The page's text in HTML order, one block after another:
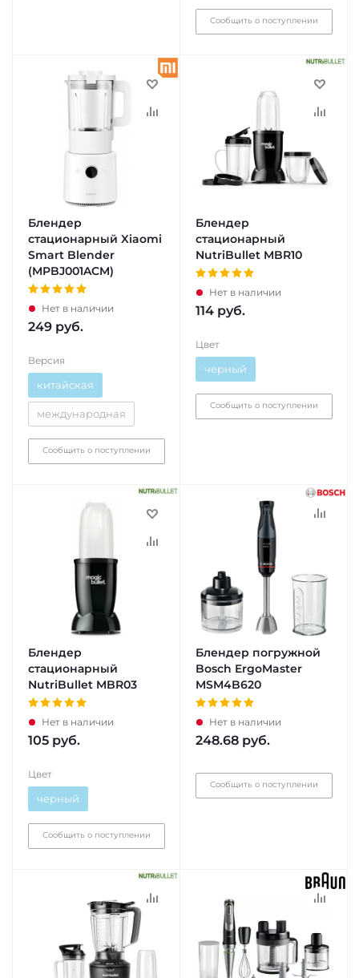
Сообщить о поступлении
Блендер
стационарный Xiaomi
Smart Blender
(MPBJ001ACM)
Нет в наличии
249 руб.
Версия
китайская
международная
Сообщить о поступлении
Блендер
стационарный
NutriBullet MBR10
Нет в наличии
114 руб.
Цвет
черный
Сообщить о поступлении
Блендер
стационарный
NutriBullet MBR03
Нет в наличии
105 руб.
Цвет
черный
Сообщить о поступлении
Блендер погружной
Bosch ErgoMaster
MSM4B620
Нет в наличии
248.68 руб.
Сообщить о поступлении